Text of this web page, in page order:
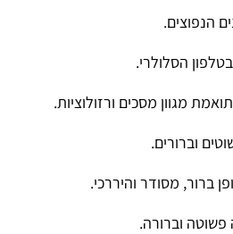
הנפוצים.
הסלולרי.
מגוון מסכים ורזולוציות.
וברורים.
ברור, מסודר והיררכי.
וברורה.